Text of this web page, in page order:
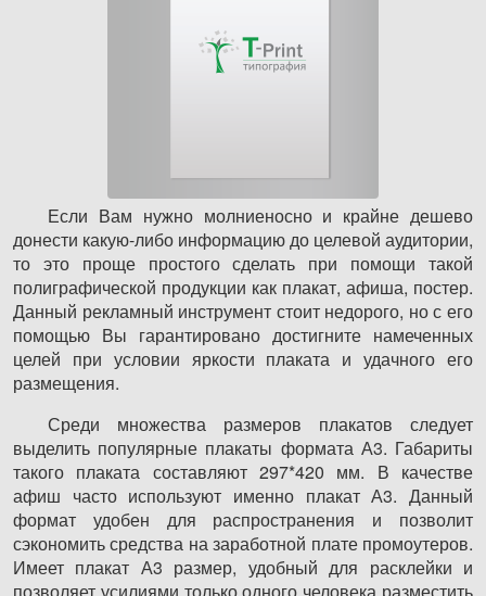
Если Вам нужно молниеносно и крайне дешево
донести какую-либо информацию до целевой аудитории,
то это проще простого сделать при помощи такой
полиграфической продукции как плакат, афиша, постер.
Данный рекламный инструмент стоит недорого, но с его
помощью Вы гарантировано достигните намеченных
целей при условии яркости плаката и удачного его
размещения.
Среди множества размеров плакатов следует
выделить популярные плакаты формата А3. Габариты
такого плаката составляют 297*420 мм. В качестве
афиш часто используют именно плакат А3. Данный
формат удобен для распространения и позволит
сэкономить средства на заработной плате промоутеров.
Имеет плакат А3 размер, удобный для расклейки и